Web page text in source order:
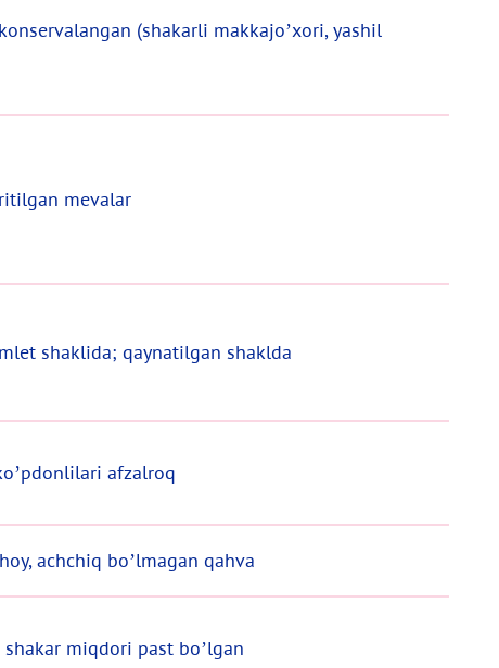
(shakarli makkajo’xori, yashil
mevalar
shaklida; qaynatilgan shaklda
afzalroq
achchiq bo’lmagan qahva
miqdori past bo’lgan